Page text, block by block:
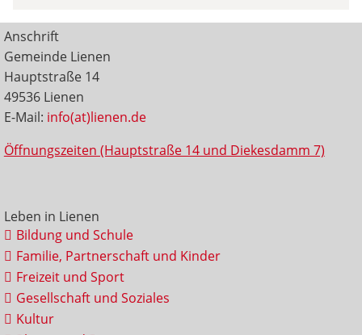
Anschrift
Gemeinde Lienen
Hauptstraße 14
49536 Lienen
E-Mail: info(at)lienen.de
Öffnungszeiten (Hauptstraße 14 und Diekesdamm 7)
Leben in Lienen
Bildung und Schule
Familie, Partnerschaft und Kinder
Freizeit und Sport
Gesellschaft und Soziales
Kultur